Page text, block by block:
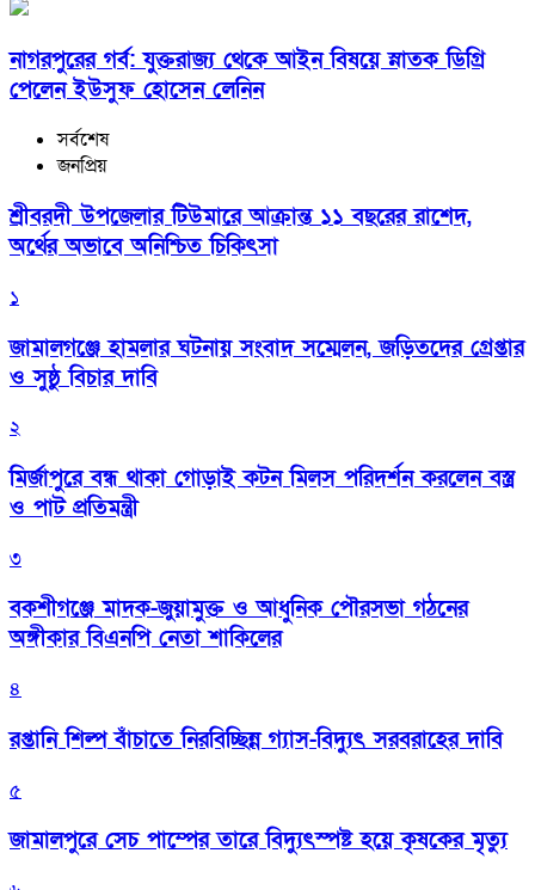
নাগরপুরের গর্ব: যুক্তরাজ্য থেকে আইন বিষয়ে স্নাতক ডিগ্রি
পেলেন ইউসুফ হোসেন লেনিন
সর্বশেষ
জনপ্রিয়
শ্রীবরদী উপজেলার টিউমারে আক্রান্ত ১১ বছরের রাশেদ,
অর্থের অভাবে অনিশ্চিত চিকিৎসা
১
জামালগঞ্জে হামলার ঘটনায় সংবাদ সম্মেলন, জড়িতদের গ্রেপ্তার
ও সুষ্ঠু বিচার দাবি
২
মির্জাপুরে বন্ধ থাকা গোড়াই কটন মিলস পরিদর্শন করলেন বস্ত্র
ও পাট প্রতিমন্ত্রী
৩
বকশীগঞ্জে মাদক-জুয়ামুক্ত ও আধুনিক পৌরসভা গঠনের
অঙ্গীকার বিএনপি নেতা শাকিলের
৪
রপ্তানি শিল্প বাঁচাতে নিরবিচ্ছিন্ন গ্যাস-বিদ্যুৎ সরবরাহের দাবি
৫
জামালপুরে সেচ পাম্পের তারে বিদ্যুৎস্পষ্ট হয়ে কৃষকের মৃত্যু